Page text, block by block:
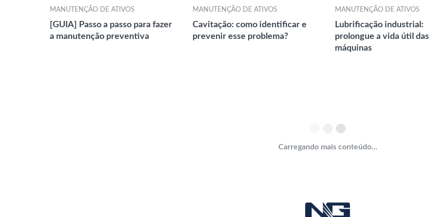
MANUTENÇÃO DE ATIVOS
[GUIA] Passo a passo para fazer
a manutenção preventiva
MANUTENÇÃO DE ATIVOS
Cavitação: como identificar e
prevenir esse problema?
MANUTENÇÃO DE ATIVOS
Lubrificação industrial:
prolongue a vida útil das
máquinas
Carregando mais conteúdo...